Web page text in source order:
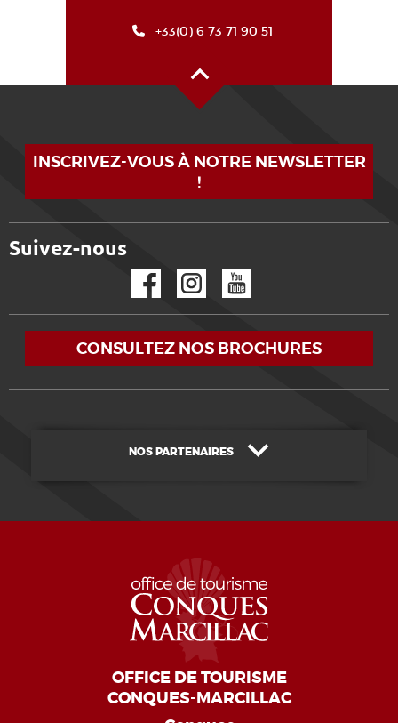
+33(0) 6 73 71 90 51
INSCRIVEZ-VOUS À NOTRE NEWSLETTER
!
Suivez-nous
CONSULTEZ NOS BROCHURES
NOS PARTENAIRES
OFFICE DE TOURISME
CONQUES-MARCILLAC